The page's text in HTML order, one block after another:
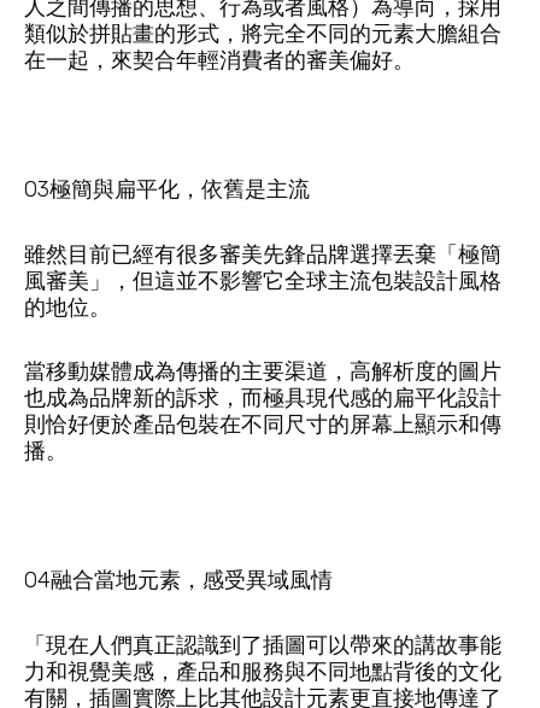
人之間傳播的思想、行為或者風格）為導向，採用
類似於拼貼畫的形式，將完全不同的元素大膽組合
在一起，來契合年輕消費者的審美偏好。
03極簡與扁平化，依舊是主流
雖然目前已經有很多審美先鋒品牌選擇丟棄「極簡
風審美」，但這並不影響它全球主流包裝設計風格
的地位。
當移動媒體成為傳播的主要渠道，高解析度的圖片
也成為品牌新的訴求，而極具現代感的扁平化設計
則恰好便於產品包裝在不同尺寸的屏幕上顯示和傳
播。
04融合當地元素，感受異域風情
「現在人們真正認識到了插圖可以帶來的講故事能
力和視覺美感，產品和服務與不同地點背後的文化
有關，插圖實際上比其他設計元素更直接地傳達了